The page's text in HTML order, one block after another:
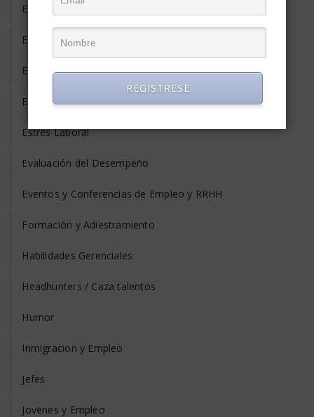
Empleo Temporal
Emprendedores
Entrevista de Trabajo
Equilibrio Vida y Trabajo
Estrés Laboral
Evaluación del Desempeño
Eventos y Conferencias de Empleo y RRHH
Formación y Adiestramiento
Habilidades Gerenciales
Headhunters / Caza talentos
Humor
Inmigracion y Empleo
Jefes
Jovenes y Empleo
REGISTRESE